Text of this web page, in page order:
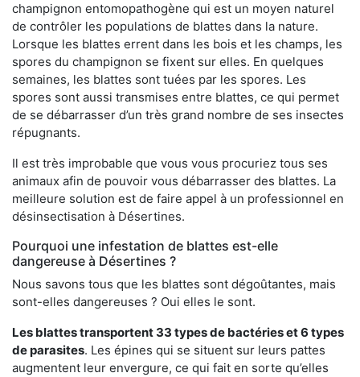
champignon entomopathogène qui est un moyen naturel
de contrôler les populations de blattes dans la nature.
Lorsque les blattes errent dans les bois et les champs, les
spores du champignon se fixent sur elles. En quelques
semaines, les blattes sont tuées par les spores. Les
spores sont aussi transmises entre blattes, ce qui permet
de se débarrasser d’un très grand nombre de ses insectes
répugnants.
Il est très improbable que vous vous procuriez tous ses
animaux afin de pouvoir vous débarrasser des blattes. La
meilleure solution est de faire appel à un professionnel en
désinsectisation à Désertines.
Pourquoi une infestation de blattes est-elle
dangereuse à Désertines ?
Nous savons tous que les blattes sont dégoûtantes, mais
sont-elles dangereuses ? Oui elles le sont.
Les blattes transportent 33 types de bactéries et 6 types
de parasites. Les épines qui se situent sur leurs pattes
augmentent leur envergure, ce qui fait en sorte qu’elles